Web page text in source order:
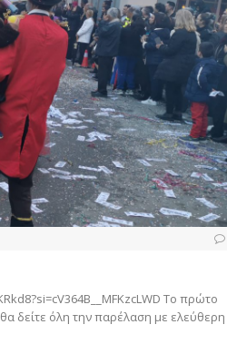
Το πρώτο
δείτε όλη την παρέλαση με ελεύθερη